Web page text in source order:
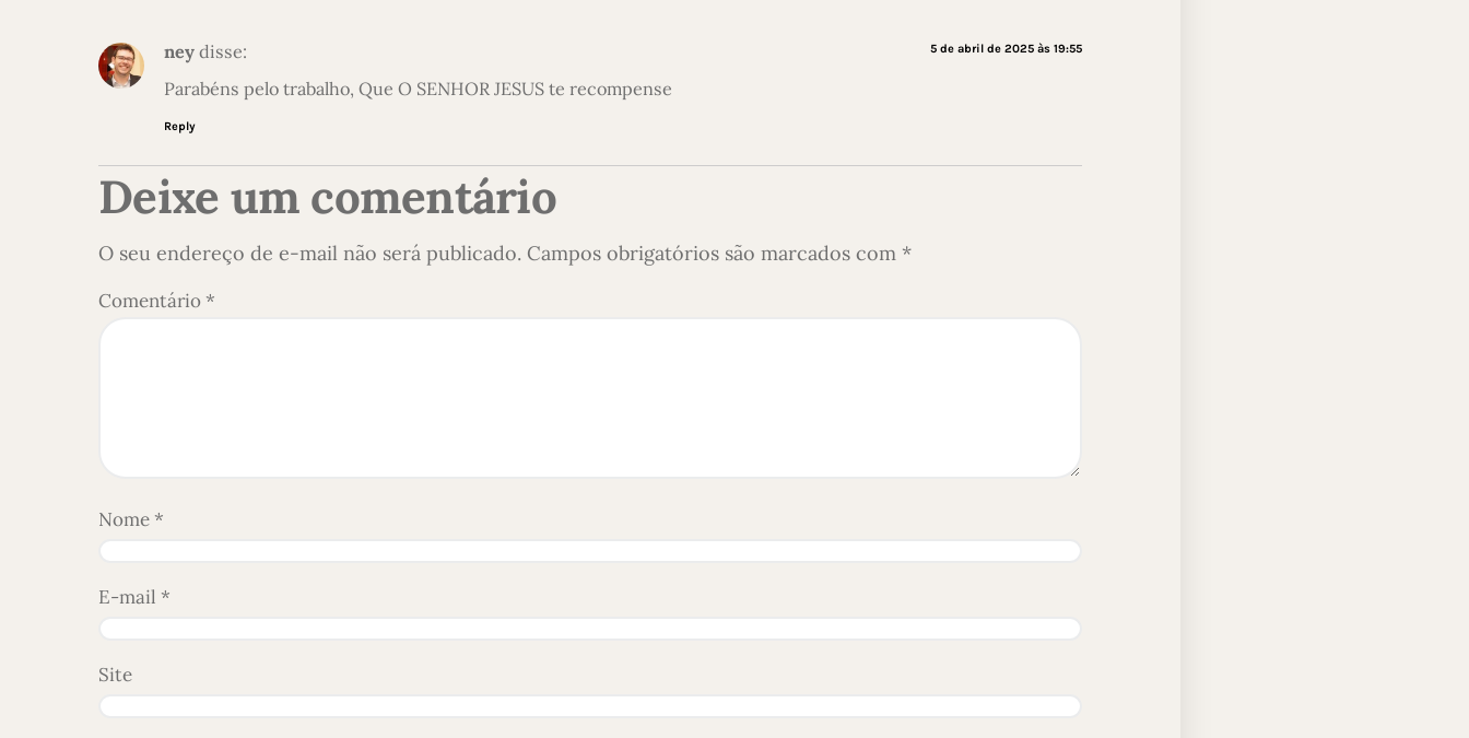
ney disse: 5 de abril de 2025 às 19:55
Parabéns pelo trabalho, Que O SENHOR JESUS te recompense
Reply
Deixe um comentário
O seu endereço de e-mail não será publicado. Campos obrigatórios são marcados com *
Comentário*
Nome*
E-mail *
Site